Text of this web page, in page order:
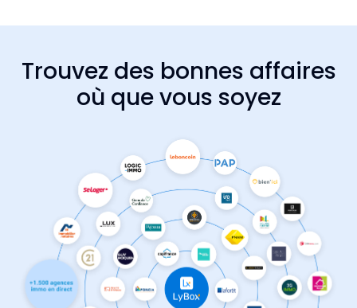
Trouvez des bonnes affaires
où que vous soyez